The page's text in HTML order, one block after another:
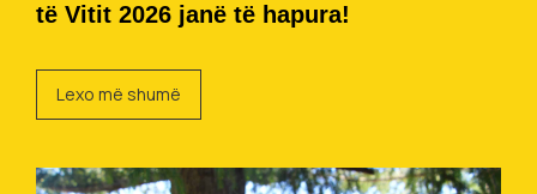
të Vitit 2026 janë të hapura!
Lexo më shumë